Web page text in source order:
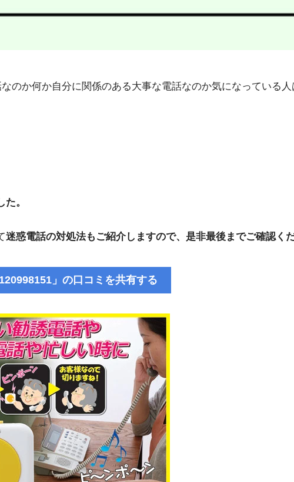
のか何か自分に関係のある大事な電話なのか気になっている人
。
迷惑電話の対処法もご紹介しますので、是非最後までご確認くだ
」の口コミを共有する